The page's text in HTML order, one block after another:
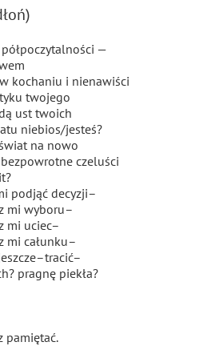
—
kochaniu i nienawiści
twojego
ust twoich
niebios/jesteś?
na nowo
czeluści
podjąć decyzji–
mi wyboru–
mi uciec–
mi całunku–
pragnę piekła?
pamiętać.